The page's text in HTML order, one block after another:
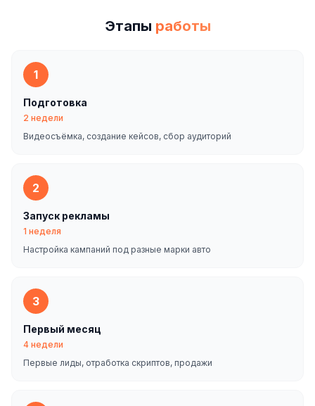
Этапы работы
1
Подготовка
2 недели
Видеосъёмка, создание кейсов, сбор аудиторий
2
Запуск рекламы
1 неделя
Настройка кампаний под разные марки авто
3
Первый месяц
4 недели
Первые лиды, отработка скриптов, продажи